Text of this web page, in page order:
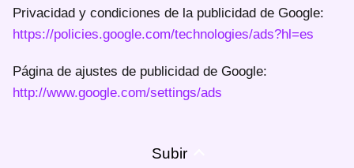
Privacidad y condiciones de la publicidad de Google:
https://policies.google.com/technologies/ads?hl=es
Página de ajustes de publicidad de Google:
http://www.google.com/settings/ads
Subir